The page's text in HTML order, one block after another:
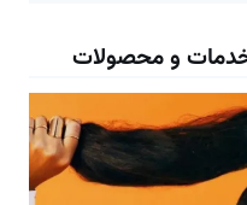
خدمات و محصولات